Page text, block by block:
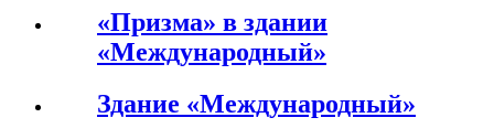
«Призма» в здании
«Международный»
Здание «Международный»